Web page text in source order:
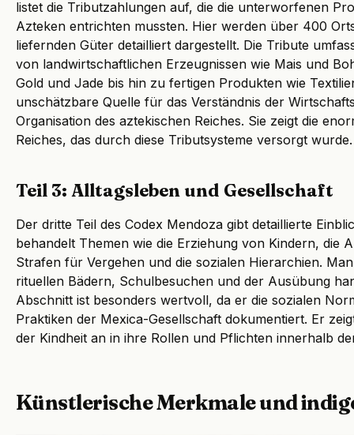
listet die Tributzahlungen auf, die die unterworfenen
Azteken entrichten mussten. Hier werden über 400
liefernden Güter detailliert dargestellt. Die Tribute
von landwirtschaftlichen Erzeugnissen wie Mais und
Gold und Jade bis hin zu fertigen Produkten wie
unschätzbare Quelle für das Verständnis der
Organisation des aztekischen Reiches. Sie zeigt die
Reiches, das durch diese Tributsysteme versorgt wurde.
Teil 3: Alltagsleben und Gesellschaft
Der dritte Teil des Codex Mendoza gibt detaillierte
behandelt Themen wie die Erziehung von Kindern, die
Strafen für Vergehen und die sozialen Hierarchien.
rituellen Bädern, Schulbesuchen und der Ausübung
Abschnitt ist besonders wertvoll, da er die sozialen
Praktiken der Mexica-Gesellschaft dokumentiert. Er
der Kindheit an in ihre Rollen und Pflichten innerhalb
Künstlerische Merkmale und